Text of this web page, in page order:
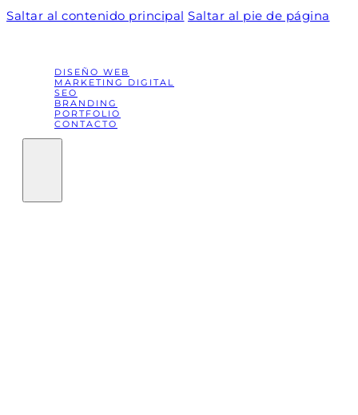
Saltar al contenido principal Saltar al pie de página
DISEÑO WEB
MARKETING DIGITAL
SEO
BRANDING
PORTFOLIO
CONTACTO